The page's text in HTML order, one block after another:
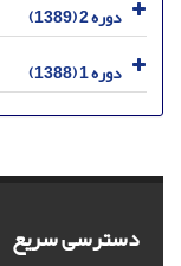
دوره 2 (1389)
دوره 1 (1388)
دسترسی سریع